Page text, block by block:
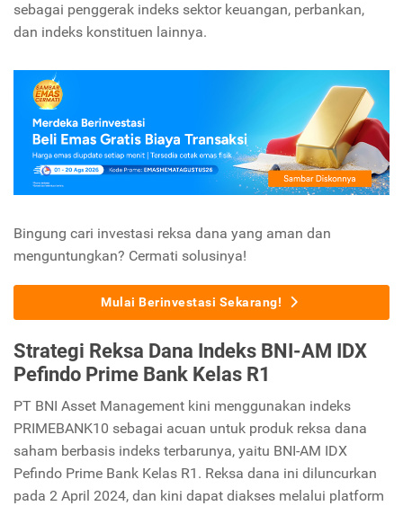
sebagai penggerak indeks sektor keuangan, perbankan,
dan indeks konstituen lainnya.
Bingung cari investasi reksa dana yang aman dan
menguntungkan? Cermati solusinya!
Mulai Berinvestasi Sekarang!
Strategi Reksa Dana Indeks BNI-AM IDX
Pefindo Prime Bank Kelas R1
PT BNI Asset Management kini menggunakan indeks
PRIMEBANK10 sebagai acuan untuk produk reksa dana
saham berbasis indeks terbarunya, yaitu BNI-AM IDX
Pefindo Prime Bank Kelas R1. Reksa dana ini diluncurkan
pada 2 April 2024, dan kini dapat diakses melalui platform